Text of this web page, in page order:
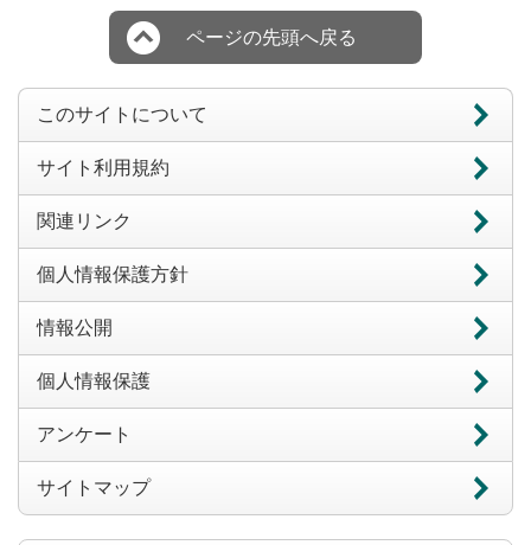
ページの先頭へ戻る
このサイトについて
サイト利用規約
関連リンク
個人情報保護方針
情報公開
個人情報保護
アンケート
サイトマップ